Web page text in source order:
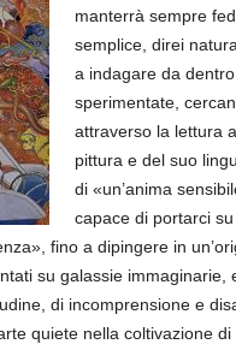
manterrà sempre
semplice, direi
a indagare da
sperimentate,
attraverso la lettura
pittura e del suo ling
di «un’anima
capace di portarci
fino a dipingere in
su galassie immaginarie,
di incomprensione e
quiete nella coltivazione di